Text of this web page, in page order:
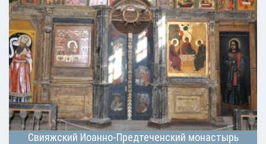
Свияжский Иоанно-Предтеченский монастырь